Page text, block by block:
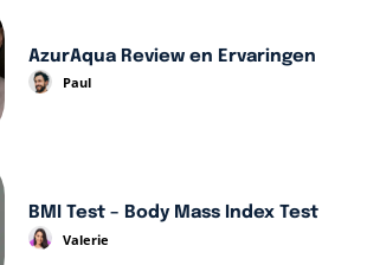
AzurAqua Review en Ervaringen
Paul
BMI Test – Body Mass Index Test
Valerie